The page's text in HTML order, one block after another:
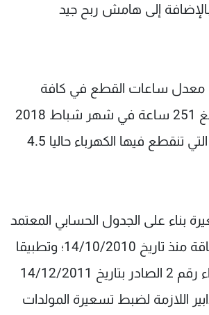
إلى هامش ربح جيد
معدل ساعات القطع في كافة
المناطق اللبنانية بلغ 251 ساعة في شهر شباط 2018
خارج مدينة بيروت التي تنقطع فيها الكهرباء حاليا 4.5
بناء على الجدول الحسابي المعتمد
من قبل وزارة الطاقة منذ تاريخ 14/10/2010؛ وتطبيقا
لقرار مجلس الوزراء رقم 2 الصادر بتاريخ 14/12/2011
اللازمة لضبط تسعيرة المولدات